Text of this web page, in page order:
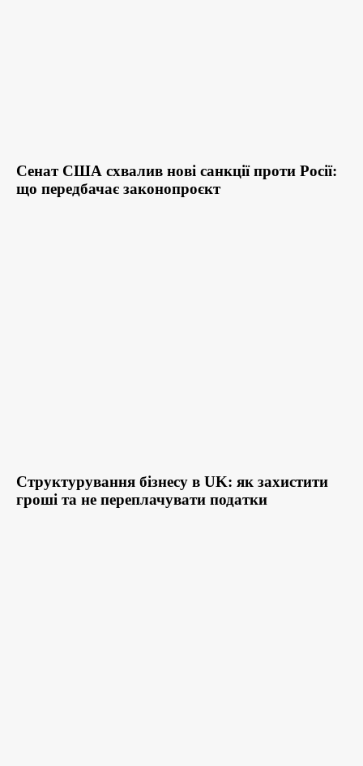
Сенат США схвалив нові санкції проти Росії:
що передбачає законопроєкт
Структурування бізнесу в UK: як захистити
гроші та не переплачувати податки